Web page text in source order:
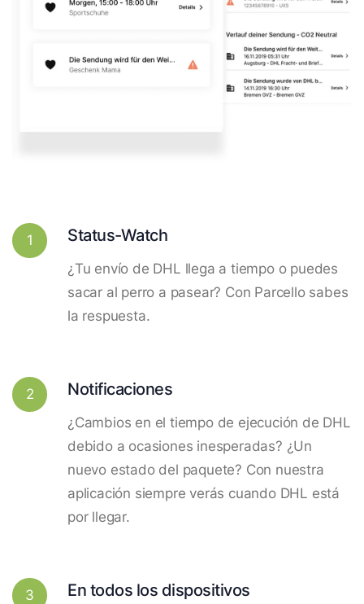
1 Status-Watch
¿Tu envío de DHL llega a tiempo o puedes
sacar al perro a pasear? Con Parcello sabes
la respuesta.
2 Notificaciones
¿Cambios en el tiempo de ejecución de DHL
debido a ocasiones inesperadas? ¿Un
nuevo estado del paquete? Con nuestra
aplicación siempre verás cuando DHL está
por llegar.
3 En todos los dispositivos